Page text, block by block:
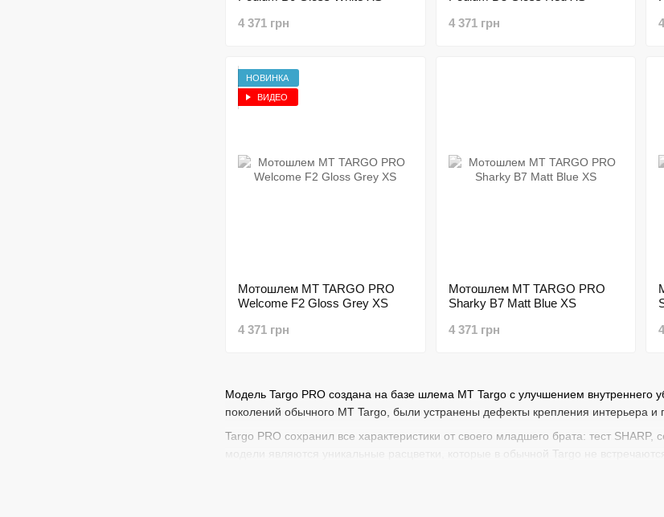
Модель Targo PRO создана на базе шлема MT Targo с улучшением
поколений обычного MT Targo, были устранены дефекты крепления интерьера
Targo PRO сохранил все характеристики от своего младшего брата: тест
модели являются уникальные расцветки, которые в обычной Targo не
4 371 грн
4 371 грн
НОВИНКА
ВИДЕО
Мотошлем MT TARGO PRO
Welcome F2 Gloss Grey XS
4 371 грн
Мотошлем MT TARGO PRO
Sharky B7 Matt Blue XS
4 371 грн